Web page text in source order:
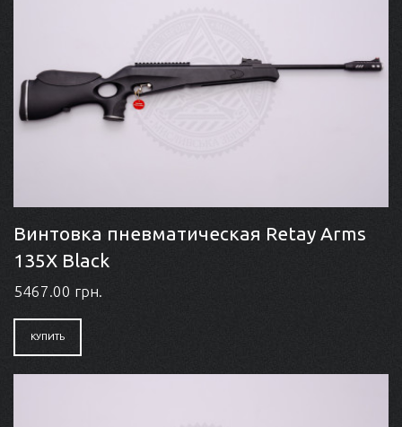
Винтовка пневматическая Retay Arms
135X Black
5467.00 грн.
КУПИТЬ